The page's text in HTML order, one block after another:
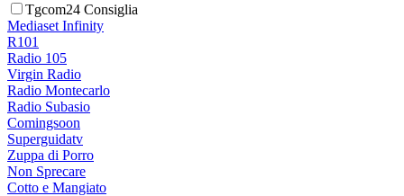
Tgcom24 Consiglia
Mediaset Infinity
R101
Radio 105
Virgin Radio
Radio Montecarlo
Radio Subasio
Comingsoon
Superguidatv
Zuppa di Porro
Non Sprecare
Cotto e Mangiato